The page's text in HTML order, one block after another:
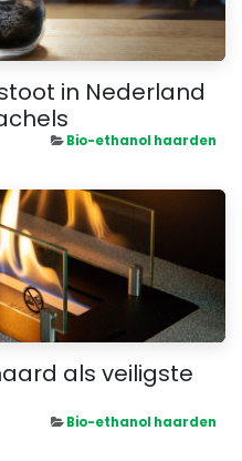
in Nederland
Bio-ethanol haarden
als veiligste
Bio-ethanol haarden